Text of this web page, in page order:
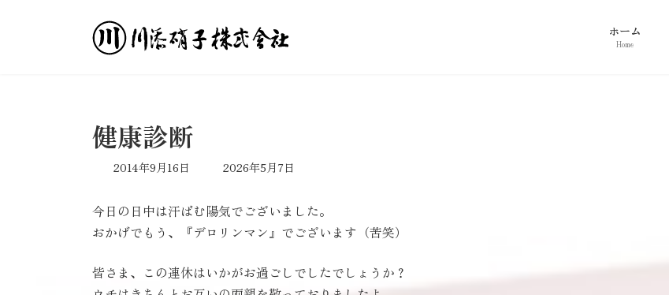
ホーム
Home
健康診断
2014年9月16日
最
新
日
2026年5月7日
今日の日中は汗ばむ陽気でございました。
おかげでもう、『デロリンマン』でございます（苦笑）
皆さま、この連休はいかがお過ごしでしたでしょうか？